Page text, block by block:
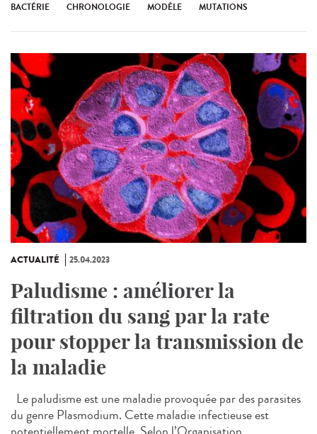
BACTÉRIE CHRONOLOGIE MODÈLE MUTATIONS
ACTUALITÉ 25.04.2023
Paludisme : améliorer la
filtration du sang par la rate
pour stopper la transmission de
la maladie
Le paludisme est une maladie provoquée par des parasites
du genre Plasmodium. Cette maladie infectieuse est